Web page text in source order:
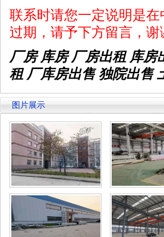
联系时请您一定说明是
过期，请予下方留言，谢
厂房 库房 厂房出租 库房
租 厂库房出售 独院出售
图片展示